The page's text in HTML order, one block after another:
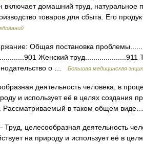
включает домашний труд, натуральное
товаров для сбыта. Его
Общая постановка
Женский труд....................911
о …
Большая медицинская
деятельность человека, в
и использует её в целях создания
Рассматриваемый в таком общем
Труд, целесообразная деятельность
на природу и использует её в